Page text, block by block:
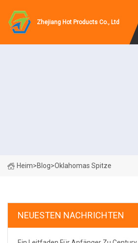
Zhejiang Hot Products Co., Ltd
Heim>Blog>Oklahomas Spitze
NEUESTEN NACHRICHTEN